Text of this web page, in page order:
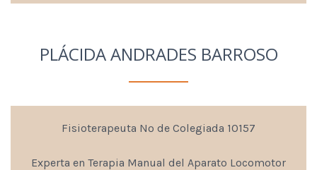
PLÁCIDA ANDRADES BARROSO
Fisioterapeuta Nº de Colegiada 10157
Experta en Terapia Manual del Aparato Locomotor